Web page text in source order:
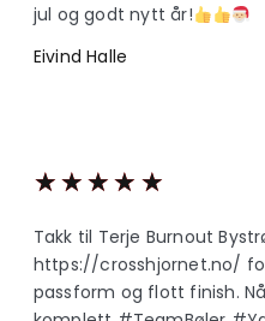
jul og godt nytt år!
Eivind Halle
★ ★ ★ ★ ★
Takk til Terje Burnout
https://crosshjornet.no/
passform og flott finish.